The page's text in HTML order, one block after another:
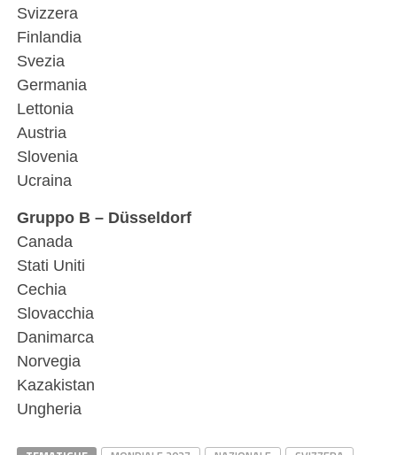
Svizzera
Finlandia
Svezia
Germania
Lettonia
Austria
Slovenia
Ucraina
Gruppo B – Düsseldorf
Canada
Stati Uniti
Cechia
Slovacchia
Danimarca
Norvegia
Kazakistan
Ungheria